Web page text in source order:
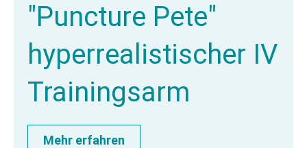
"Puncture Pete"
hyperrealistischer IV
Trainingsarm
Mehr erfahren